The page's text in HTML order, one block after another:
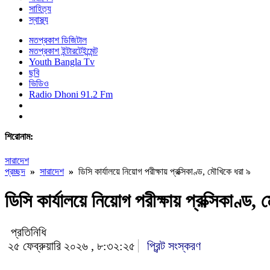
সাহিত্য
স্বাস্থ্য
মতপ্রকাশ ডিজিটাল
মতপ্রকাশ ইন্টারটেইন্মেন্ট
Youth Bangla Tv
ছবি
ভিডিও
Radio Dhoni 91.2 Fm
শিরোনাম:
সারাদেশ
প্রচ্ছদ » সারাদেশ» ডিসি কার্যালয়ে নিয়োগ পরীক্ষায় প্রক্সিকাণ্ড, মৌখিকে ধরা ৯
ডিসি কার্যালয়ে নিয়োগ পরীক্ষায় প্রক্সিকাণ্ড,
প্রতিনিধি
২৫ ফেব্রুয়ারি ২০২৬ , ৮:৩২:২৫
প্রিন্ট সংস্করণ